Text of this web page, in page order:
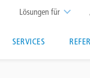
Lösungen für
SERVICES